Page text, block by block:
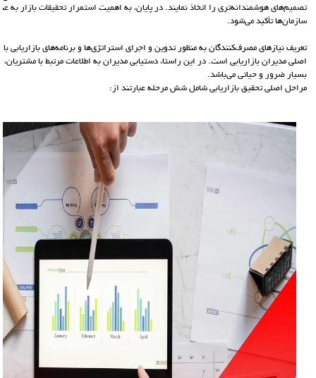
تصمیم‌های هوشمندانه‌تری را اتخاذ نمایند. در پایان، به اهمیت استمرار تحقیقات بازار به
سازمان‌ها تأکید می‌شود.
تعریف نیازهای مصرف‌کنندگان به منظور تدوین و اجرای استراتژی‌ها و برنامه‌های بازاریابی
اصلی مدیران بازاریابی است. در این راستا، دستیابی مدیران به اطلاعات مرتبط با
بسیار ضرور و حیاتی می‌باشد.
مراحل اصلی تحقیق بازاریابی شامل شش مرحله عبارتند از: